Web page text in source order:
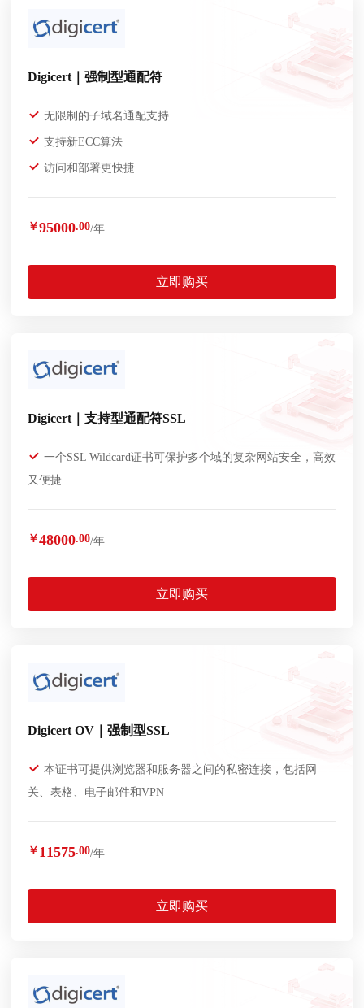
Digicert｜强制型通配符
无限制的子域名通配支持
支持新ECC算法
访问和部署更快捷
￥95000.00/年
立即购买
Digicert｜支持型通配符SSL
一个SSL Wildcard证书可保护多个域的复杂网站安全，高效
又便捷
￥48000.00/年
立即购买
Digicert OV｜强制型SSL
本证书可提供浏览器和服务器之间的私密连接，包括网
关、表格、电子邮件和VPN
￥ 11575.00/年
立即购买